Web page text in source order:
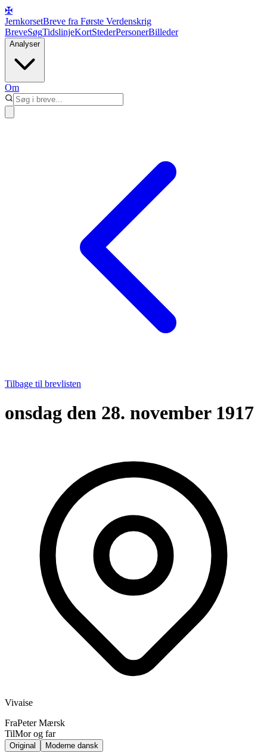
✠
JernkorsetBreve fra Første Verdenskrig
BreveSøgTidslinjeKortStederPersonerBilleder
Analyser
Om
Tilbage til brevlisten
onsdag den 28. november 1917
Vivaise
FraPeter Mærsk
TilMor og far
Original Moderne dansk